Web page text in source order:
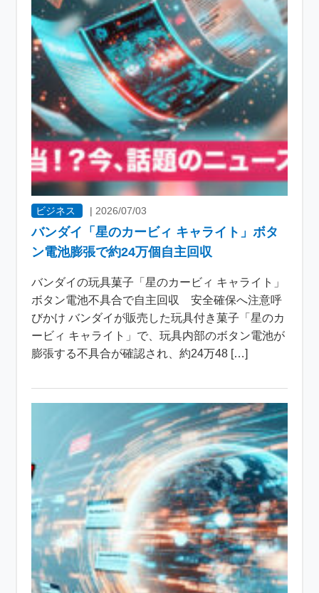
ビジネス |2026/07/03
バンダイ「星のカービィ キャライト」ボタ
ン電池膨張で約24万個自主回収
バンダイの玩具菓子「星のカービィ キャライト」
ボタン電池不具合で自主回収 安全確保へ注意呼
びかけ バンダイが販売した玩具付き菓子「星のカ
ービィ キャライト」で、玩具内部のボタン電池が
膨張する不具合が確認され、約24万48 […]